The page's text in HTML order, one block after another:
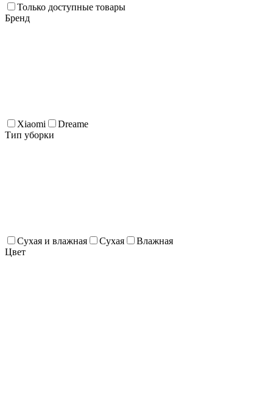
Только доступные товары
Бренд
Xiaomi
Dreame
Тип уборки
Сухая и влажная Сухая
Влажная
Цвет